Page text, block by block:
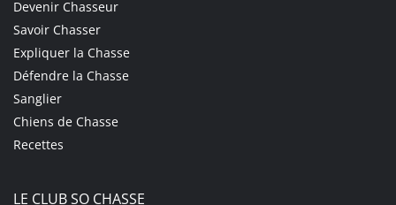
Devenir Chasseur
Savoir Chasser
Expliquer la Chasse
Défendre la Chasse
Sanglier
Chiens de Chasse
Recettes
LE CLUB SO CHASSE